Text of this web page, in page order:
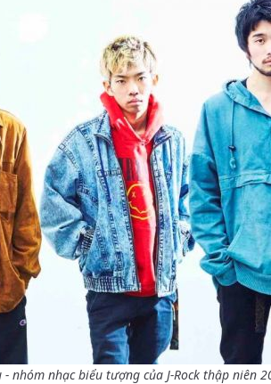
- nhóm nhạc biểu tượng của J-Rock thập niên